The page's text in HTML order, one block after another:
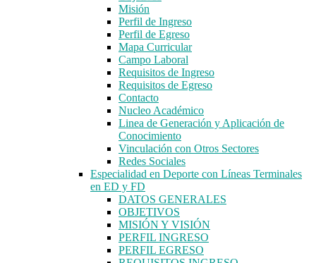
Misión
Perfil de Ingreso
Perfil de Egreso
Mapa Curricular
Campo Laboral
Requisitos de Ingreso
Requisitos de Egreso
Contacto
Nucleo Académico
Linea de Generación y Aplicación de
Conocimiento
Vinculación con Otros Sectores
Redes Sociales
Especialidad en Deporte con Líneas Terminales
en ED y FD
DATOS GENERALES
OBJETIVOS
MISIÓN Y VISIÓN
PERFIL INGRESO
PERFIL EGRESO